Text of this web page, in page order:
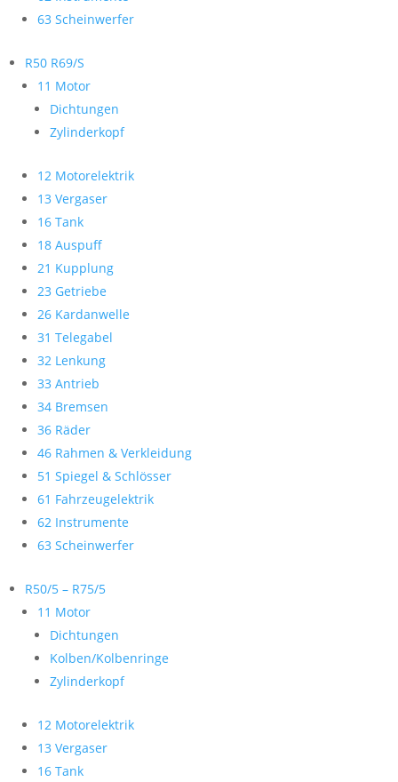
63 Scheinwerfer
R50 R69/S
11 Motor
Dichtungen
Zylinderkopf
12 Motorelektrik
13 Vergaser
16 Tank
18 Auspuff
21 Kupplung
23 Getriebe
26 Kardanwelle
31 Telegabel
32 Lenkung
33 Antrieb
34 Bremsen
36 Räder
46 Rahmen & Verkleidung
51 Spiegel & Schlösser
61 Fahrzeugelektrik
62 Instrumente
63 Scheinwerfer
R50/5 – R75/5
11 Motor
Dichtungen
Kolben/Kolbenringe
Zylinderkopf
12 Motorelektrik
13 Vergaser
16 Tank